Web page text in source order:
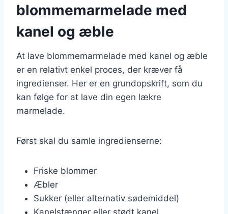
blommemarmelade med
kanel og æble
At lave blommemarmelade med kanel og æble
er en relativt enkel proces, der kræver få
ingredienser. Her er en grundopskrift, som du
kan følge for at lave din egen lækre
marmelade.
Først skal du samle ingredienserne:
Friske blommer
Æbler
Sukker (eller alternativ sødemiddel)
Kanelstænger eller stødt kanel